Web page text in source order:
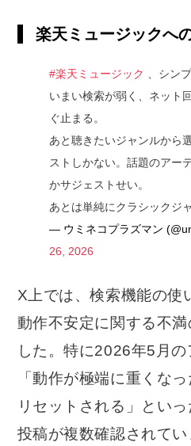
楽天ミュージックへ
#楽天ミュージック 、シン
いまい検索が弱く、ネット
ぐ止まる。
あと聴きたいジャンルから
ストしかない。話題のアー
かサジェストせい。
あとは単純にクラシックジ
— ウミネコプラズマン
26, 2026
X上では、検索機能の使
動作不安定に関する不
した。特に2026年5月
「動作が極端に重くな
リセットされる」とい
投稿が複数確認されて